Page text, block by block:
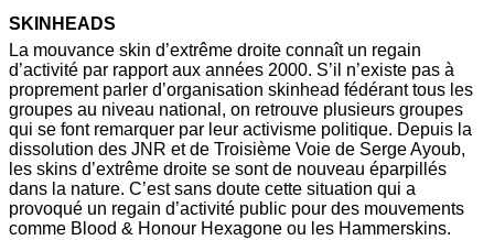
SKINHEADS
La mouvance skin d’extrême droite connaît un regain
d’activité par rapport aux années 2000. S’il n’existe pas à
proprement parler d’organisation skinhead fédérant tous les
groupes au niveau national, on retrouve plusieurs groupes
qui se font remarquer par leur activisme politique. Depuis la
dissolution des JNR et de Troisième Voie de Serge Ayoub,
les skins d’extrême droite se sont de nouveau éparpillés
dans la nature. C’est sans doute cette situation qui a
provoqué un regain d’activité public pour des mouvements
comme Blood & Honour Hexagone ou les Hammerskins.